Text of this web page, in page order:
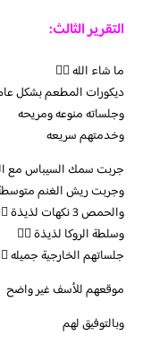
التقرير الثالث:
ما شاء الله 👌🏻
ديكورات المطعم بشكل
وجلساته منوعه ومريحه
وخدمتهم سريعه
جربت سمك السيباس مع
وجربت ريش الغنم
والحمص 3 نكهات لذيذة 👌🏻
وسلطة الروكا لذيذة 👌🏻
جلساتهم الخارجية جميله
موقعهم للأسف غير واضح
وبالتوفيق لهم